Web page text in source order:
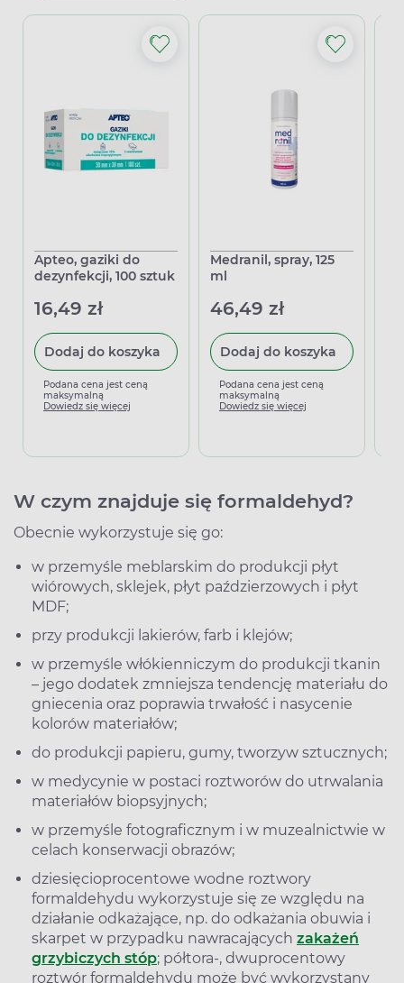
Apteo, gaziki do
dezynfekcji, 100 sztuk
16,49 zł
Dodaj do koszyka
Podana cena jest ceną
maksymalną
Dowiedz się więcej
Medranil, spray, 125
ml
46,49 zł
Dodaj do koszyka
Podana cena jest ceną
maksymalną
Dowiedz się więcej
W czym znajduje się formaldehyd?
Obecnie wykorzystuje się go:
w przemyśle meblarskim do produkcji płyt
wiórowych, sklejek, płyt paździerzowych i płyt
MDF;
przy produkcji lakierów, farb i klejów;
w przemyśle włókienniczym do produkcji tkanin
– jego dodatek zmniejsza tendencję materiału do
gniecenia oraz poprawia trwałość i nasycenie
kolorów materiałów;
do produkcji papieru, gumy, tworzyw sztucznych;
w medycynie w postaci roztworów do utrwalania
materiałów biopsyjnych;
w przemyśle fotograficznym i w muzealnictwie w
celach konserwacji obrazów;
dziesięcioprocentowe wodne roztwory
formaldehydu wykorzystuje się ze względu na
działanie odkażające, np. do odkażania obuwia i
skarpet w przypadku nawracających zakażeń
grzybiczych stóp; półtora-, dwuprocentowy
roztwór formaldehydu może być wykorzystany